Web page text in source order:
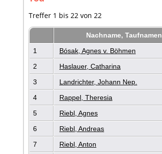
Treffer 1 bis 22 von 22
Nachname, Taufnamen
1
Bósak, Agnes v. Böhmen
2
Haslauer, Catharina
3
Landrichter, Johann Nep.
4
Rappel, Theresia
5
Riebl, Agnes
6
Riebl, Andreas
7
Riebl, Anton